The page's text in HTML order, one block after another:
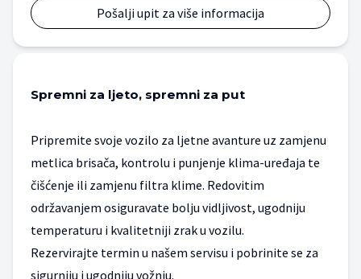
Pošalji upit za više informacija
Spremni za ljeto, spremni za put
Pripremite svoje vozilo za ljetne avanture uz zamjenu
metlica brisača, kontrolu i punjenje klima-uređaja te
čišćenje ili zamjenu filtra klime. Redovitim
održavanjem osiguravate bolju vidljivost, ugodniju
temperaturu i kvalitetniji zrak u vozilu.
Rezervirajte termin u našem servisu i pobrinite se za
sigurniju i ugodniju vožnju.